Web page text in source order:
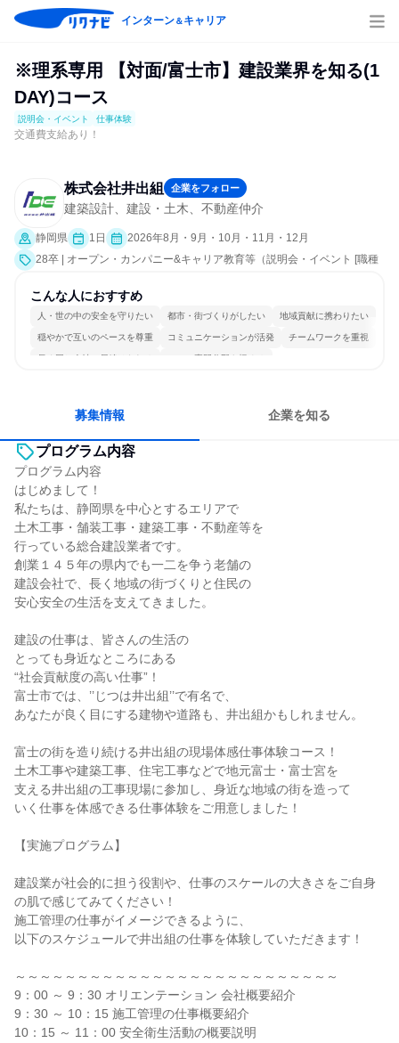
インターン＆キャリア
※理系専用 【対面/富士市】建設業界を知る(1
DAY)コース
説明会・イベント 仕事体験
交通費支給あり！
株式会社井出組 企業をフォロー
建築設計、建設・土木、不動産仲介
静岡県 1日
2026年8月・9月・10月・11月・12月
28卒 | オープン・カンパニー&キャリア教育等（説明会・イベント [職種
こんな人におすすめ
人・世の中の安全を守りたい 都市・街づくりがしたい 地域貢献に携わりたい
穏やかで互いのペースを尊重 コミュニケーションが活発 チームワークを重視
長く同じ会社に居続けられる 一つの専門分野を極める
募集情報 企業を知る
プログラム内容
プログラム内容
はじめまして！
私たちは、静岡県を中心とするエリアで
土木工事・舗装工事・建築工事・不動産等を
行っている総合建設業者です。
創業１４５年の県内でも一二を争う老舗の
建設会社で、長く地域の街づくりと住民の
安心安全の生活を支えてきました。
建設の仕事は、皆さんの生活の
とっても身近なところにある
“社会貢献度の高い仕事”！
富士市では、’’じつは井出組’’で有名で、
あなたが良く目にする建物や道路も、井出組かもしれません。
富士の街を造り続ける井出組の現場体感仕事体験コース！
土木工事や建築工事、住宅工事などで地元富士・富士宮を
支える井出組の工事現場に参加し、身近な地域の街を造って
いく仕事を体感できる仕事体験をご用意しました！
【実施プログラム】
建設業が社会的に担う役割や、仕事のスケールの大きさをご自身
の肌で感じてみてください！
施工管理の仕事がイメージできるように、
以下のスケジュールで井出組の仕事を体験していただきます！
～～～～～～～～～～～～～～～～～～～～～～～～～～
9：00 ～ 9：30 オリエンテーション 会社概要紹介
9：30 ～ 10：15 施工管理の仕事概要紹介
10：15 ～ 11：00 安全衛生活動の概要説明